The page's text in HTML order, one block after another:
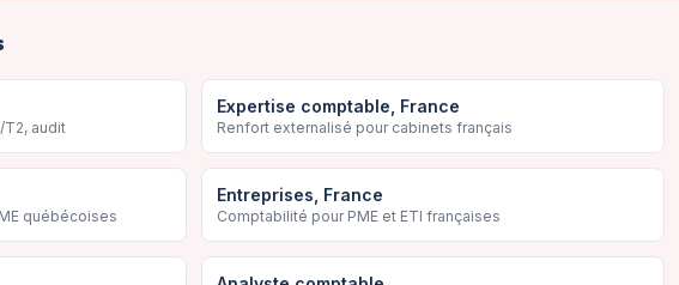
T2, audit
Expertise comptable, France
Renfort externalisé pour cabinets français
québécoises
Entreprises, France
Comptabilité pour PME et ETI françaises